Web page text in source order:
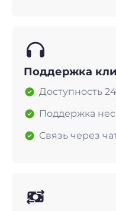
Поддержка
Доступность
Поддержка
Связь через